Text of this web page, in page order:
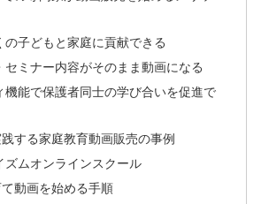
の子どもと家庭に貢献できる
セミナー内容がそのまま動画になる
機能で保護者同士の学び合いを促進で
する家庭教育動画販売の事例
ズムオンラインスクール
動画を始める手順